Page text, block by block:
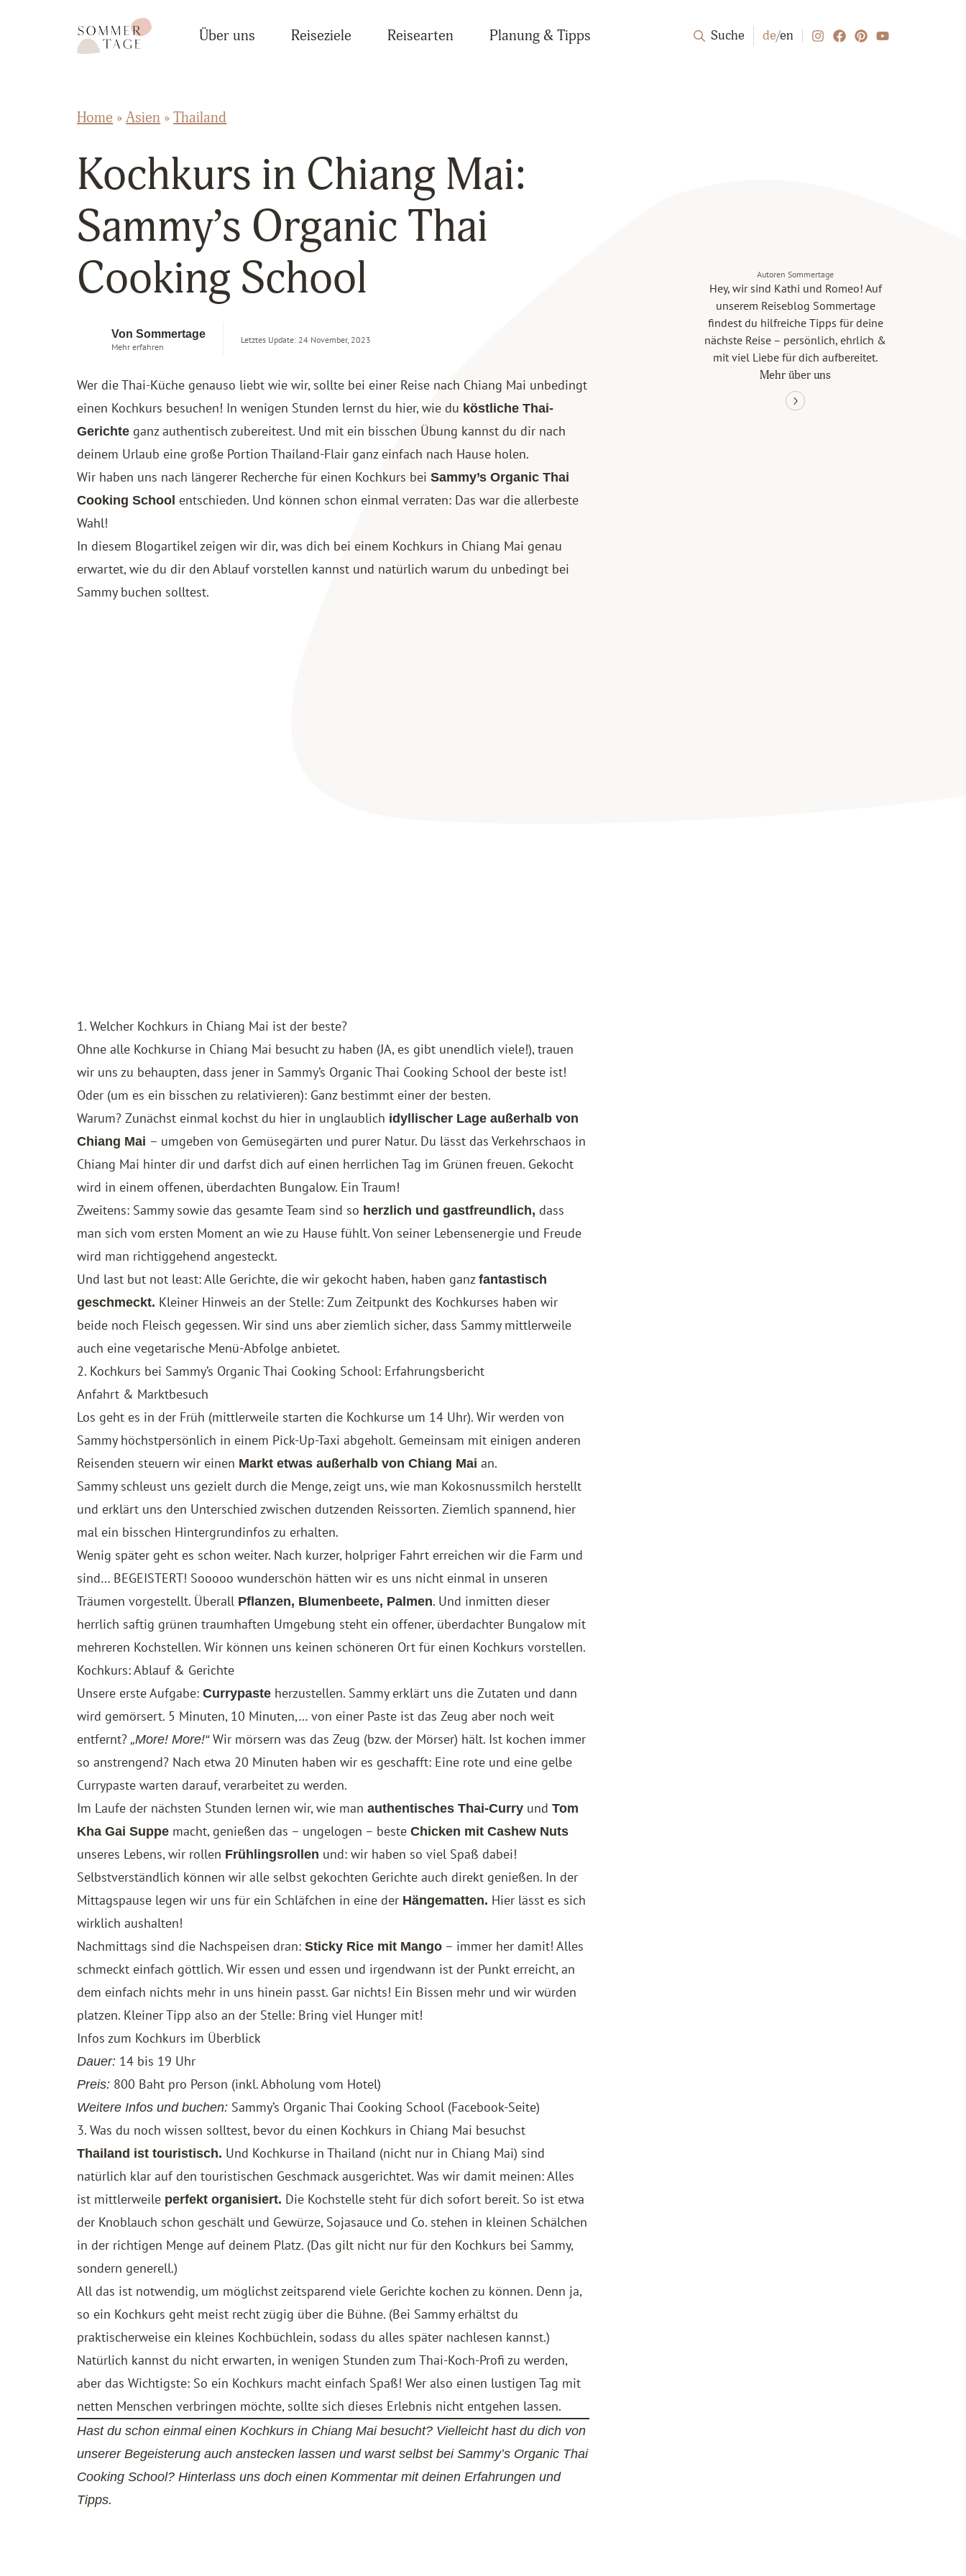
Sommertage - Der Reiseblog aus Österreich
Über uns Reiseziele Reisearten Planung & Tipps Suche de/en
Home »Asien »Thailand
Kochkurs in Chiang Mai:
Sammy’s Organic Thai
Cooking School
Von Sommertage
Mehr erfahren
Letztes Update: 24 November, 2023
Wer die Thai-Küche genauso liebt wie wir, sollte bei einer Reise nach Chiang Mai unbedingt
einen Kochkurs besuchen! In wenigen Stunden lernst du hier, wie du köstliche Thai-
Gerichte ganz authentisch zubereitest. Und mit ein bisschen Übung kannst du dir nach
deinem Urlaub eine große Portion Thailand-Flair ganz einfach nach Hause holen.
Wir haben uns nach längerer Recherche für einen Kochkurs beiSammy’s Organic Thai
Cooking School entschieden. Und können schon einmal verraten: Das war die allerbeste
Wahl!
In diesem Blogartikel zeigen wir dir, was dich bei einem Kochkurs in Chiang Mai genau
erwartet, wie du dir den Ablauf vorstellen kannst und natürlich warum du unbedingt bei
Sammy buchen solltest.
1. Welcher Kochkurs in Chiang Mai ist der beste?
Ohne alle Kochkurse in Chiang Mai besucht zu haben (JA, es gibt unendlich viele!), trauen
wir uns zu behaupten, dass jener in Sammy’s Organic Thai Cooking School der beste ist!
Oder (um es ein bisschen zu relativieren): Ganz bestimmt einer der besten.
Warum? Zunächst einmal kochst du hier in unglaublich idyllischer Lage außerhalb von
Chiang Mai – umgeben von Gemüsegärten und purer Natur. Du lässt das Verkehrschaos in
Chiang Mai hinter dir und darfst dich auf einen herrlichen Tag im Grünen freuen. Gekocht
wird in einem offenen, überdachten Bungalow. Ein Traum!
Zweitens: Sammy sowie das gesamte Team sind so herzlich und gastfreundlich, dass
man sich vom ersten Moment an wie zu Hause fühlt. Von seiner Lebensenergie und Freude
wird man richtiggehend angesteckt.
Und last but not least: Alle Gerichte, die wir gekocht haben, haben ganzfantastisch
geschmeckt. Kleiner Hinweis an der Stelle: Zum Zeitpunkt des Kochkurses haben wir
beide noch Fleisch gegessen. Wir sind uns aber ziemlich sicher, dass Sammy mittlerweile
auch eine vegetarische Menü-Abfolge anbietet.
2. Kochkurs bei Sammy’s Organic Thai Cooking School: Erfahrungsbericht
Anfahrt & Marktbesuch
Los geht es in der Früh (mittlerweile starten die Kochkurse um 14 Uhr). Wir werden von
Sammy höchstpersönlich in einem Pick-Up-Taxi abgeholt. Gemeinsam mit einigen anderen
Reisenden steuern wir einen Markt etwas außerhalb von Chiang Mai an.
Sammy schleust uns gezielt durch die Menge, zeigt uns, wie man Kokosnussmilch herstellt
und erklärt uns den Unterschied zwischen dutzenden Reissorten. Ziemlich spannend, hier
mal ein bisschen Hintergrundinfos zu erhalten.
Wenig später geht es schon weiter. Nach kurzer, holpriger Fahrt erreichen wir die Farm und
sind… BEGEISTERT! Sooooo wunderschön hätten wir es uns nicht einmal in unseren
Träumen vorgestellt. Überall Pflanzen, Blumenbeete, Palmen. Und inmitten dieser
herrlich saftig grünen traumhaften Umgebung steht ein offener, überdachter Bungalow mit
mehreren Kochstellen. Wir können uns keinen schöneren Ort für einen Kochkurs vorstellen.
Kochkurs: Ablauf & Gerichte
Unsere erste Aufgabe:Currypaste herzustellen. Sammy erklärt uns die Zutaten und dann
wird gemörsert. 5 Minuten, 10 Minuten,… von einer Paste ist das Zeug aber noch weit
entfernt?„More! More!“Wir mörsern was das Zeug (bzw. der Mörser) hält. Ist kochen immer
so anstrengend? Nach etwa 20 Minuten haben wir es geschafft: Eine rote und eine gelbe
Currypaste warten darauf, verarbeitet zu werden.
Im Laufe der nächsten Stunden lernen wir, wie manauthentisches Thai-Curry undTom
Kha Gai Suppe macht, genießen das – ungelogen – besteChicken mit Cashew Nuts
unseres Lebens, wir rollen Frühlingsrollen und: wir haben so viel Spaß dabei!
Selbstverständlich können wir alle selbst gekochten Gerichte auch direkt genießen. In der
Mittagspause legen wir uns für ein Schläfchen in eine der Hängematten. Hier lässt es sich
wirklich aushalten!
Nachmittags sind die Nachspeisen dran:Sticky Rice mit Mango – immer her damit! Alles
schmeckt einfach göttlich. Wir essen und essen und irgendwann ist der Punkt erreicht, an
dem einfach nichts mehr in uns hinein passt. Gar nichts! Ein Bissen mehr und wir würden
platzen. Kleiner Tipp also an der Stelle: Bring viel Hunger mit!
Infos zum Kochkurs im Überblick
Dauer: 14 bis 19 Uhr
Preis: 800 Baht pro Person (inkl. Abholung vom Hotel)
Weitere Infos und buchen: Sammy’s Organic Thai Cooking School (Facebook-Seite)
3. Was du noch wissen solltest, bevor du einen Kochkurs in Chiang Mai besuchst
Thailand ist touristisch. Und Kochkurse in Thailand (nicht nur in Chiang Mai) sind
natürlich klar auf den touristischen Geschmack ausgerichtet. Was wir damit meinen: Alles
ist mittlerweile perfekt organisiert. Die Kochstelle steht für dich sofort bereit. So ist etwa
der Knoblauch schon geschält und Gewürze, Sojasauce und Co. stehen in kleinen Schälchen
in der richtigen Menge auf deinem Platz. (Das gilt nicht nur für den Kochkurs bei Sammy,
sondern generell.)
All das ist notwendig, um möglichst zeitsparend viele Gerichte kochen zu können. Denn ja,
so ein Kochkurs geht meist recht zügig über die Bühne. (Bei Sammy erhältst du
praktischerweise ein kleines Kochbüchlein, sodass du alles später nachlesen kannst.)
Natürlich kannst du nicht erwarten, in wenigen Stunden zum Thai-Koch-Profi zu werden,
aber das Wichtigste: So ein Kochkurs macht einfach Spaß! Wer also einen lustigen Tag mit
netten Menschen verbringen möchte, sollte sich dieses Erlebnis nicht entgehen lassen.
Hast du schon einmal einen Kochkurs in Chiang Mai besucht? Vielleicht hast du dich von
unserer Begeisterung auch anstecken lassen und warst selbst bei Sammy’s Organic Thai
Cooking School? Hinterlass uns doch einen Kommentar mit deinen Erfahrungen und
Tipps.
Autoren Sommertage
Hey, wir sind Kathi und Romeo! Auf
unserem Reiseblog Sommertage
findest du hilfreiche Tipps für deine
nächste Reise – persönlich, ehrlich &
mit viel Liebe für dich aufbereitet.
Mehr über uns